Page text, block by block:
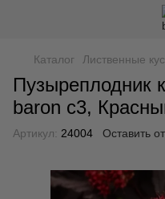
Каталог Лиственные
Пузыреплодник
baron c3,
Артикул: 24004 Оставить